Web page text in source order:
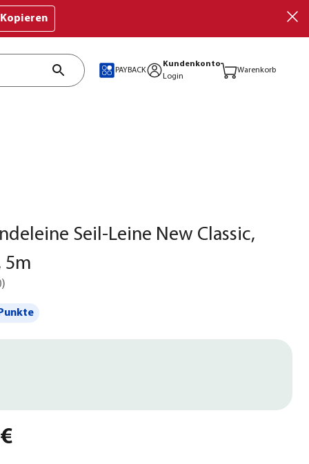
Kopieren
PAYBACK
Kundenkonto
Login
Warenkorb
Seil-Leine New Classic,
5m
)